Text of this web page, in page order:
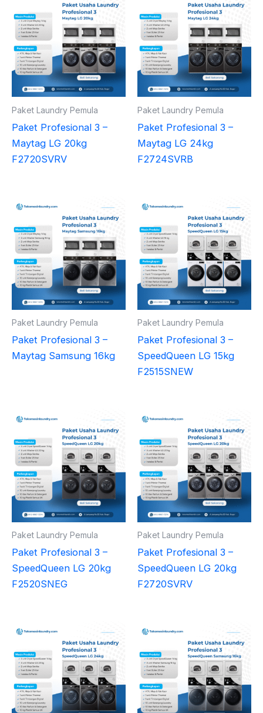
Paket Laundry Pemula
Paket Profesional 3 –
Maytag LG 20kg
F2720SVRV
Paket Laundry Pemula
Paket Profesional 3 –
Maytag LG 24kg
F2724SVRB
Paket Laundry Pemula
Paket Profesional 3 –
Maytag Samsung 16kg
Paket Laundry Pemula
Paket Profesional 3 –
SpeedQueen LG 15kg
F2515SNEW
Paket Laundry Pemula
Paket Profesional 3 –
SpeedQueen LG 20kg
F2520SNEG
Paket Laundry Pemula
Paket Profesional 3 –
SpeedQueen LG 20kg
F2720SVRV